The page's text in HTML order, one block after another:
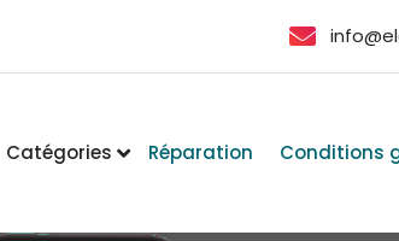
Catégories Réparation Conditions